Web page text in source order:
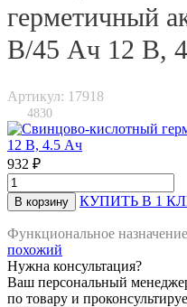
герметичный
В/45 Ач 12 В,
Артикул: 17918
4830
932 ₽
КУПИТЬ В 1
Функциональное назначение
похожий
Нужна консультация?
Ваш персональный
по товару и